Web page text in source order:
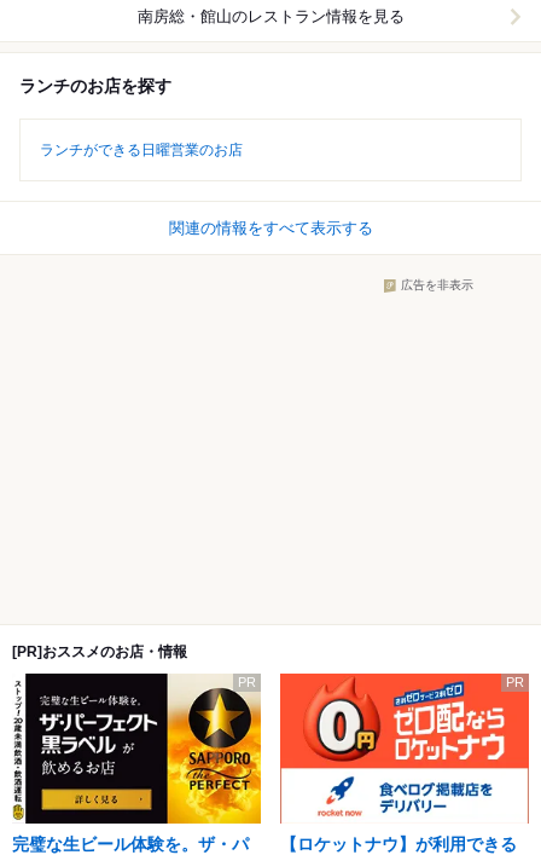
南房総・館山のレストラン情報を見る
ランチのお店を探す
ランチができる日曜営業のお店
関連の情報をすべて表示する
広告を非表示
[PR]おススメのお店・情報
PR
完璧な生ビール体験を。ザ・パ
PR
【ロケットナウ】が利用できる